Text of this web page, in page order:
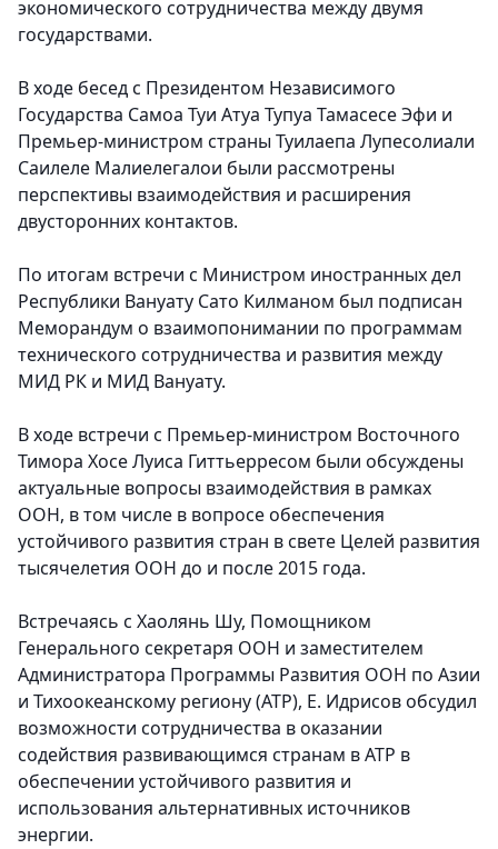
экономического сотрудничества между двумя
государствами.
В ходе бесед с Президентом Независимого
Государства Самоа Туи Атуа Тупуа Тамасесе Эфи и
Премьер-министром страны Туилаепа Лупесолиали
Саилеле Малиелегалои были рассмотрены
перспективы взаимодействия и расширения
двусторонних контактов.
По итогам встречи с Министром иностранных дел
Республики Вануату Сато Килманом был подписан
Меморандум о взаимопонимании по программам
технического сотрудничества и развития между
МИД РК и МИД Вануату.
В ходе встречи с Премьер-министром Восточного
Тимора Хосе Луиса Гиттьерресом были обсуждены
актуальные вопросы взаимодействия в рамках
ООН, в том числе в вопросе обеспечения
устойчивого развития стран в свете Целей развития
тысячелетия ООН до и после 2015 года.
Встречаясь с Хаолянь Шу, Помощником
Генерального секретаря ООН и заместителем
Администратора Программы Развития ООН по Азии
и Тихоокеанскому региону (АТР), Е. Идрисов обсудил
возможности сотрудничества в оказании
содействия развивающимся странам в АТР в
обеспечении устойчивого развития и
использования альтернативных источников
энергии.